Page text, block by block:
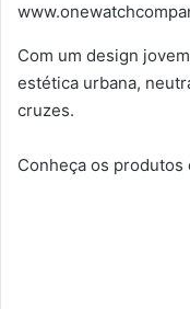
Com um design
estética urbana,
cruzes.
Conheça os produtos